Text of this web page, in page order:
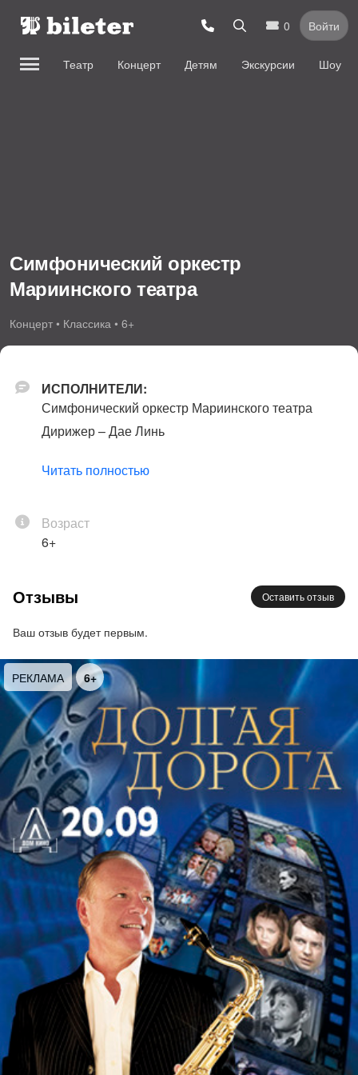
0 Войти
Театр Концерт Детям Экскурсии Шоу
Симфонический оркестр
Мариинского театра
Концерт • Классика • 6+
ИСПОЛНИТЕЛИ:
Симфонический оркестр Мариинского театра
Дирижер – Дае Линь
В ПРОГРАММЕ:
Отторино Респиги
«Римские празднества»
Читать полностью
Возраст
6+
Отзывы Оставить отзыв
Ваш отзыв будет первым.
РЕКЛАМА 6+